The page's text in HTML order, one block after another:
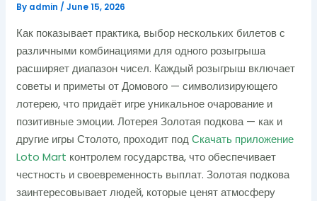
By admin /June 15, 2026
Как показывает практика, выбор нескольких билетов с
различными комбинациями для одного розыгрыша
расширяет диапазон чисел. Каждый розыгрыш включает
советы и приметы от Домового — символизирующего
лотерею, что придаёт игре уникальное очарование и
позитивные эмоции. Лотерея Золотая подкова — как и
другие игры Столото, проходит подСкачать приложение
Loto Mart контролем государства, что обеспечивает
честность и своевременность выплат.Золотая подкова
заинтересовывает людей, которые ценят атмосферу